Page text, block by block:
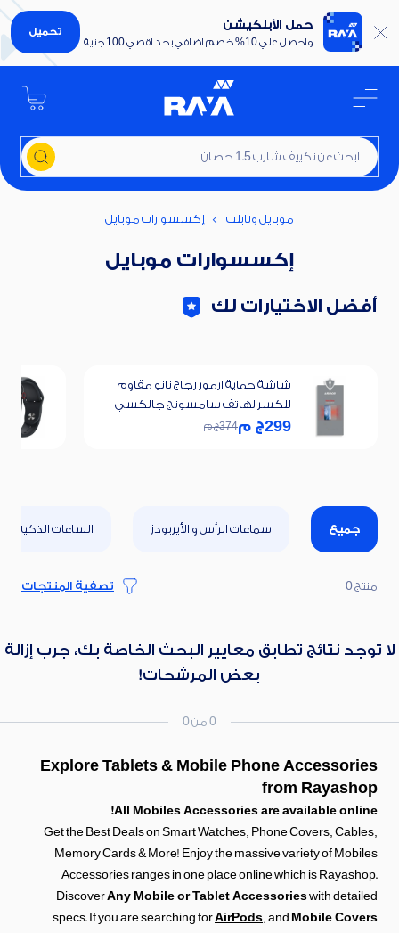
حمل الأبلكيشن
واحصل علي 10% خصم اضافي بحد اقصي 100 جنية
تحميل
ابحث عن تكييف شارب 1.5 حصان
موبايل وتابلت إكسسوارات موبايل
إكسسوارات موبايل
أفضل الاختيارات لك
شاشة حماية ارمور زجاج نانو مقاوم
للكسر لهاتف سامسونج جالكسي
A56
299ج م374ج م
جميع سماعات الرأس و الأيربودز الساعات الذكية
منتج 0 تصفية المنتجات
لا توجد نتائج تطابق معايير البحث الخاصة بك، جرب إزالة
بعض المرشحات!
0 من 0
Explore Tablets & Mobile Phone Accessories
from Rayashop
All Mobiles Accessories are available online!
Get the Best Deals on Smart Watches, Phone Covers, Cables,
Memory Cards & More! Enjoy the massive variety of Mobiles
Accessories ranges in one place online which is Rayashop.
DiscoverAny Mobile or Tablet Accessorieswith detailed
specs. If you are searching forAirPods, and Mobile Covers